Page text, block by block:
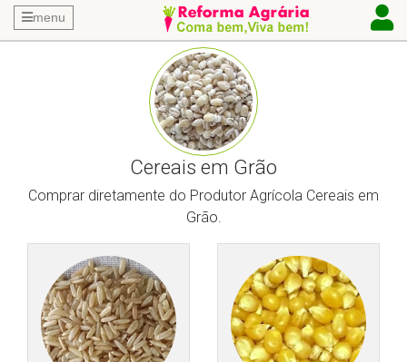
menu
Cereais em Grão
Comprar diretamente do Produtor Agrícola Cereais em
Grão.